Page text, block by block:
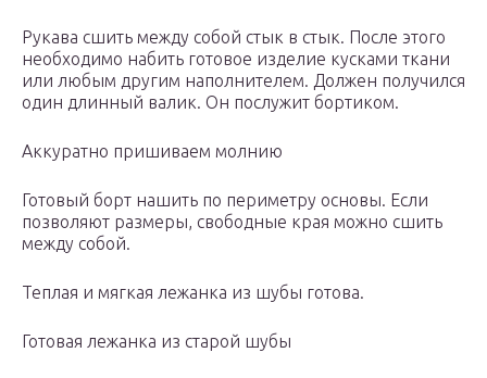
Рукава сшить между собой стык в стык. После этого
необходимо набить готовое изделие кусками ткани
или любым другим наполнителем. Должен получился
один длинный валик. Он послужит бортиком.
Аккуратно пришиваем молнию
Готовый борт нашить по периметру основы. Если
позволяют размеры, свободные края можно сшить
между собой.
Теплая и мягкая лежанка из шубы готова.
Готовая лежанка из старой шубы